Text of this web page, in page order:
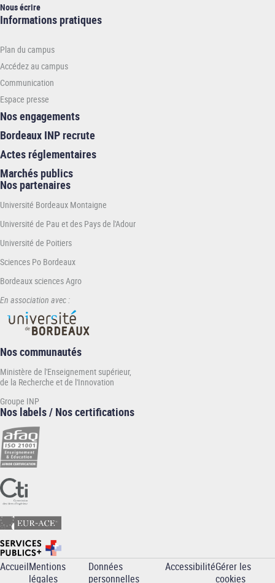
Nous écrire
Informations
ENSEIRB-
MATMECA
Informations pratiques
Plan du campus
Accédez au campus
Communication
Espace presse
Nos engagements
Bordeaux INP recrute
Actes réglementaires
Marchés publics
Nos partenaires
Université Bordeaux Montaigne
Université de Pau et des Pays de l'Adour
Université de Poitiers
Sciences Po Bordeaux
Bordeaux sciences Agro
En association avec :
Nos communautés
Ministère de l'Enseignement supérieur,
de la Recherche et de l'Innovation
Groupe INP
Nos labels / Nos certifications
AccueilMentions
légales
Données
personnelles
AccessibilitéGérer les
cookies